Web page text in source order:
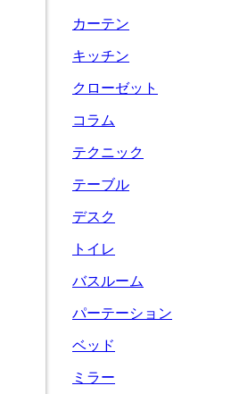
カーテン
キッチン
クローゼット
コラム
テクニック
テーブル
デスク
トイレ
バスルーム
パーテーション
ベッド
ミラー